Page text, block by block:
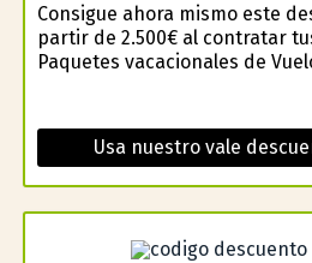
Consigue ahora mismo este
partir de 2.500€ al contratar
Paquetes vacacionales de
Usa nuestro vale